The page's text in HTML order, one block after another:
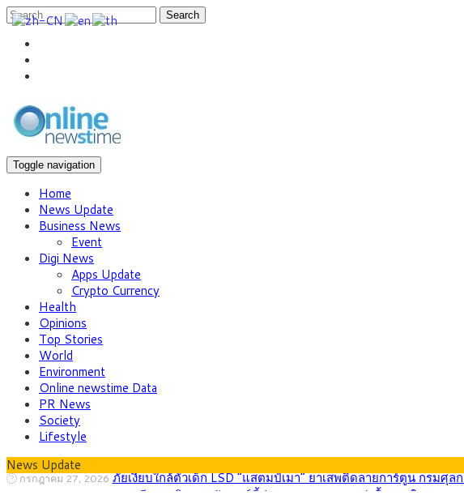
Search
Toggle navigation
Home
News Update
Business News
Event
Digi News
Apps Update
Crypto Currency
Health
Opinions
Top Stories
World
Environment
Online newstime Data
PR News
Society
Lifestyle
News Update
กรกฎาคม 27, 2026 กรุงศรี คาดเงินบาทสัปดาห์นี้ (27–31 ก.ค. 2569) ซื้อขายในกรอบ